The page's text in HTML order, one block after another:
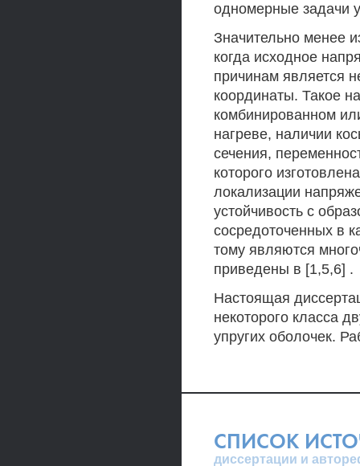
одномерные задачи
Значительно менее
когда исходное
причинам является
координаты. Такое
комбинированном
нагреве, наличии
сечения,
которого
локализации
устойчивость с
сосредоточенных в
тому являются
приведены в [1,5,6] .
Настоящая
некоторого класса
упругих оболочек.
СПИСОК
диссертации и